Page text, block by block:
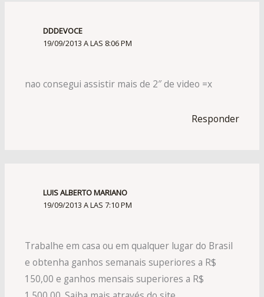
DDDEVOCE
19/09/2013 A LAS 8:06 PM
nao consegui assistir mais de 2″ de video =x
Responder
LUIS ALBERTO MARIANO
19/09/2013 A LAS 7:10 PM
Trabalhe em casa ou em qualquer lugar do Brasil
e obtenha ganhos semanais superiores a R$
150,00 e ganhos mensais superiores a R$